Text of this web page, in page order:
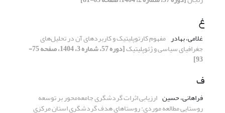
غ
غلامی، بهادر مفهوم کارتوپلیتیک و کاربردهای آن در تحلیل‌های
جغرافیای سیاسی و ژئوپلیتیک [دوره 57، شماره 3، 1404، صفحه 75-
93]
ف
فراهانی، حسین ارزیابی اثرات گردشگری جامعه‌محور بر توسعه
روستایی مطالعه موردی: روستاهای هدف گردشگری استان مرکزی